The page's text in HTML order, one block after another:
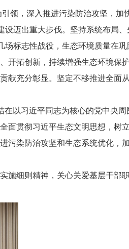
领，深入推进污染防治攻坚，加
设迈出重大步伐。坚持系统布局
场标志性战役，生态环境质量在
开拓创新，持续增强生态环境保护
献充分彰显。坚定不移推进全面
在以习近平同志为核心的党中央
面贯彻习近平生态文明思想，树
污染防治攻坚和生态系统优化，
施细则精神，关心关爱基层干部